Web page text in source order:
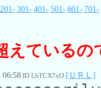
201- 301- 401- 501- 601- 701-
えている
06:58 ID:LbTCX7xO [ＵＲＬ]